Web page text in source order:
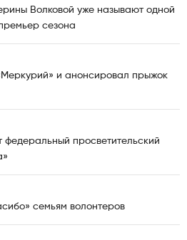
Волковой уже называют одной
сезона
и анонсировал прыжок
федеральный просветительский
семьям волонтеров